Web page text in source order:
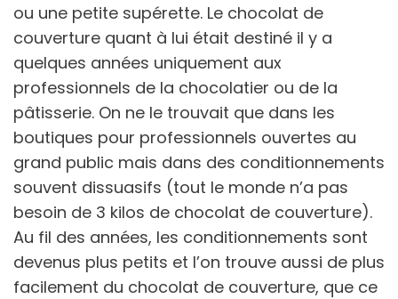
ou une petite supérette. Le chocolat de
couverture quant à lui était destiné il y a
quelques années uniquement aux
professionnels de la chocolatier ou de la
pâtisserie. On ne le trouvait que dans les
boutiques pour professionnels ouvertes au
grand public mais dans des conditionnements
souvent dissuasifs (tout le monde n’a pas
besoin de 3 kilos de chocolat de couverture).
Au fil des années, les conditionnements sont
devenus plus petits et l’on trouve aussi de plus
facilement du chocolat de couverture, que ce